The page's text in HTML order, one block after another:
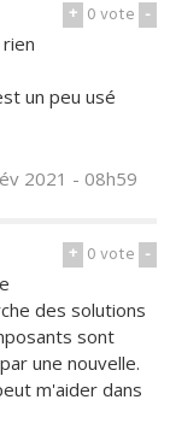
+ 0vote -
un peu usé
2021 - 08h59
+ 0vote -
des solutions
sont
une nouvelle.
m'aider dans